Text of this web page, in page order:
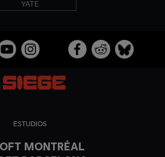
YATE
ESTUDIOS
MONTRÉAL